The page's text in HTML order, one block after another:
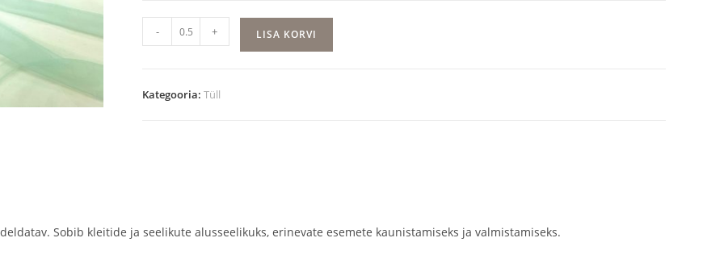
Heleroheline
tüll
- + LISA KORVI
Kategooria: Tüll
Sobib kleitide ja seelikute alusseelikuks, erinevate esemete kaunistamiseks ja valmistamiseks.